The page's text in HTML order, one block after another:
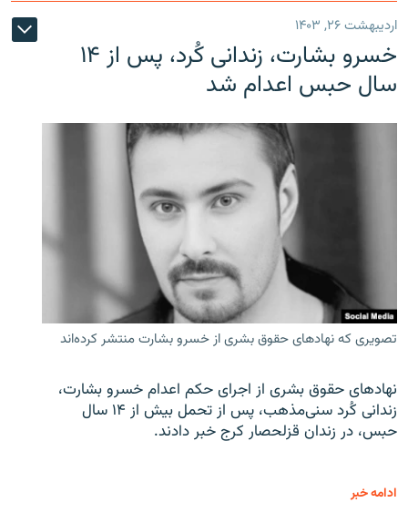
اردیبهشت ۲۶, ۱۴۰۳
خسرو بشارت، زندانی کُرد، پس از ۱۴
سال حبس اعدام شد
تصویری که نهادهای حقوق بشری از خسرو بشارت منتشر کرده‌اند
نهادهای حقوق بشری از اجرای حکم اعدام خسرو بشارت،
زندانی کُرد سنی‌مذهب، پس از تحمل بیش از ۱۴ سال
حبس، در زندان قزلحصار کرج خبر دادند.
ادامه خبر